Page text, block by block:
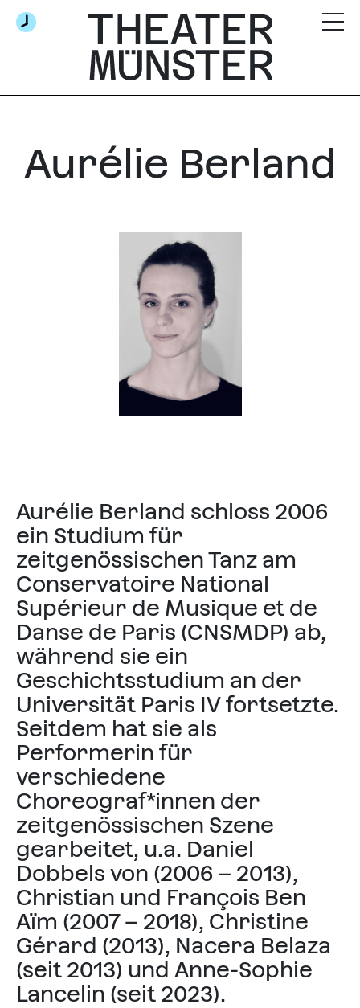
Aurélie Berland
Aurélie Berland schloss 2006
ein Studium für
zeitgenössischen Tanz am
Conservatoire National
Supérieur de Musique et de
Danse de Paris (CNSMDP) ab,
während sie ein
Geschichtsstudium an der
Universität Paris IV fortsetzte.
Seitdem hat sie als
Performerin für
verschiedene
Choreograf*innen der
zeitgenössischen Szene
gearbeitet, u.a. Daniel
Dobbels von (2006 – 2013),
Christian und François Ben
Aïm (2007 – 2018), Christine
Gérard (2013), Nacera Belaza
(seit 2013) und Anne-Sophie
Lancelin (seit 2023).